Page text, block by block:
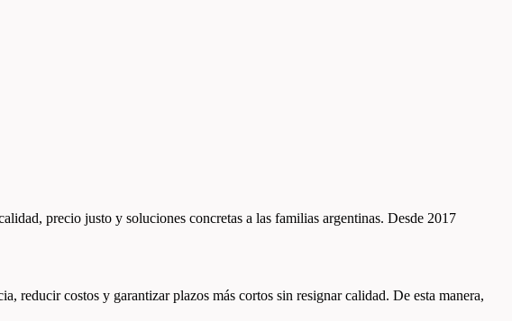
precio justo y soluciones concretas a las familias argentinas. Desde 2017
reducir costos y garantizar plazos más cortos sin resignar calidad. De esta manera,